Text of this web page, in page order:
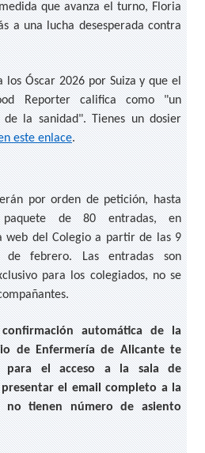
que avanza el turno, Floria
a una lucha desesperada contra
los Óscar 2026 por Suiza y que el
Reporter califica como "un
la sanidad". Tienes un dosier
este enlace.
por orden de petición, hasta
de 80 entradas, en
web del Colegio a partir de las 9
febrero. Las entradas son
para los colegiados, no se
automática de la
de Enfermería de Alicante te
para el acceso a la sala de
el email completo a la
no tienen número de asiento